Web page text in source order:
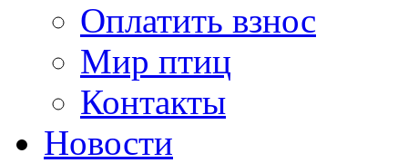
Оплатить взнос
Мир птиц
Контакты
Новости